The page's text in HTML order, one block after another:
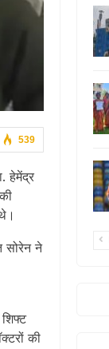
539
हेमेंद्र
सोरेन ने
की